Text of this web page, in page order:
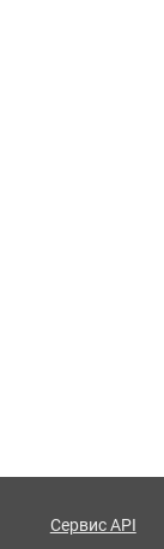
Сервис API